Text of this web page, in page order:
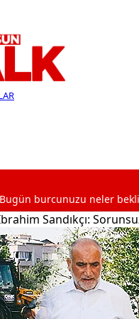
neler bekliyor?
Sandıkçı: